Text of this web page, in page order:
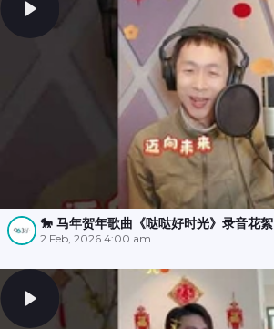
🐎 马年贺年歌曲《哒哒好时光》录音花
2 Feb, 2026 4:00 am